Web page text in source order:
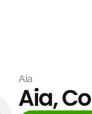
Aia
Aia,